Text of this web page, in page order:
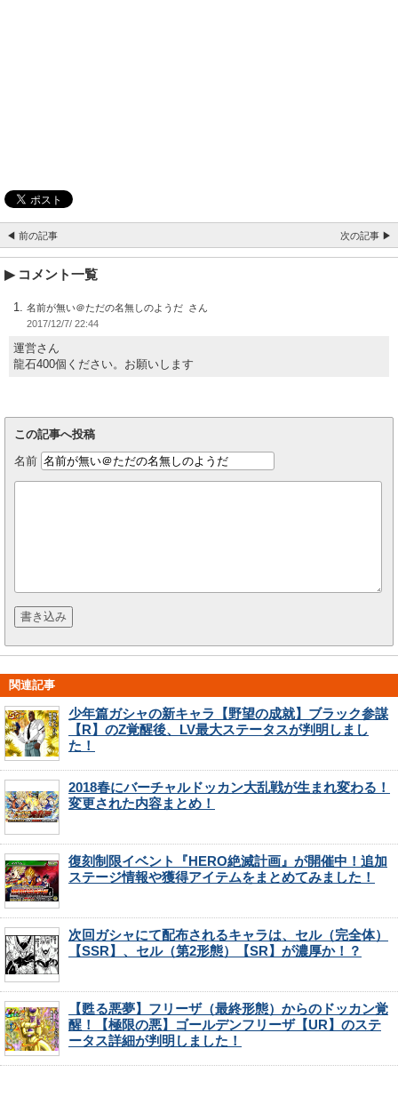
◀ 前の記事 次の記事 ▶
コメント一覧
名前が無い＠ただの名無しのようだ
2017/12/7/ 22:44
運営さん
龍石400個ください。お願いします
この記事へ投稿
名前
関連記事
少年篇ガシャの新キャラ【野望の成就】ブラック参謀
【R】のZ覚醒後、LV最大ステータスが判明しまし
た！
2018春にバーチャルドッカン大乱戦が生まれ変わる！
変更された内容まとめ！
復刻制限イベント『HERO絶滅計画』が開催中！追加
ステージ情報や獲得アイテムをまとめてみました！
次回ガシャにて配布されるキャラは、セル（完全体）
【SSR】、セル（第2形態）【SR】が濃厚か！？
【甦る悪夢】フリーザ（最終形態）からのドッカン覚
醒！【極限の悪】ゴールデンフリーザ【UR】のステ
ータス詳細が判明しました！